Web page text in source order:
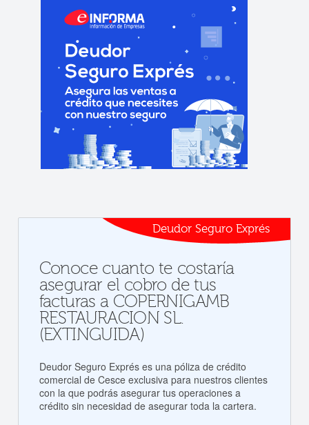
Deudor Seguro Exprés
Conoce cuanto te costaría
asegurar el cobro de tus
facturas a COPERNIGAMB
RESTAURACION SL.
(EXTINGUIDA)
Deudor Seguro Exprés es una póliza de crédito
comercial de Cesce exclusiva para nuestros clientes
con la que podrás asegurar tus operaciones a
crédito sin necesidad de asegurar toda la cartera.